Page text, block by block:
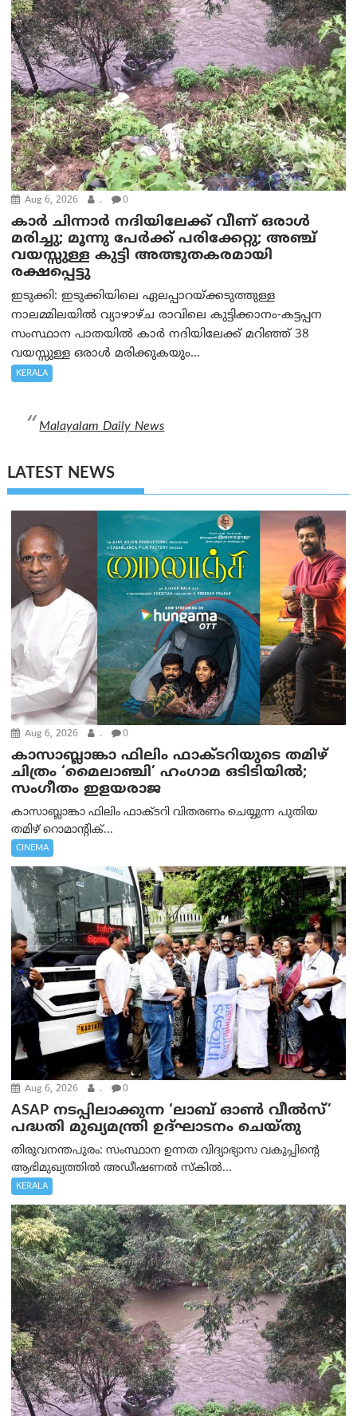
Aug 6, 2026 . 0
കാര്‍ ചിന്നാര്‍ നദിയിലേക്ക് വീണ് ഒരാള്‍
മരിച്ചു; മൂന്നു പേര്‍ക്ക് പരിക്കേറ്റു; അഞ്ച്
വയസ്സുള്ള കുട്ടി അത്ഭുതകരമായി
രക്ഷപ്പെട്ടു
ഇടുക്കി: ഇടുക്കിയിലെ ഏലപ്പാറയ്ക്കടുത്തുള്ള
നാലമ്മിലയിൽ വ്യാഴാഴ്ച രാവിലെ കുട്ടിക്കാനം-കട്ടപ്പന
സംസ്ഥാന പാതയിൽ കാർ നദിയിലേക്ക് മറിഞ്ഞ് 38
വയസ്സുള്ള ഒരാൾ മരിക്കുകയും...
KERALA
Malayalam Daily News
LATEST NEWS
Aug 6, 2026 . 0
കാസാബ്ലാങ്കാ ഫിലിം ഫാക്ടറിയുടെ തമിഴ്
ചിത്രം ‘മൈലാഞ്ചി’ ഹംഗാമ ഒടിടിയിൽ;
സംഗീതം ഇളയരാജ
കാസാബ്ലാങ്കാ ഫിലിം ഫാക്ടറി വിതരണം ചെയ്യുന്ന പുതിയ
തമിഴ് റൊമാന്റിക്...
CINEMA
Aug 6, 2026 . 0
ASAP നടപ്പിലാക്കുന്ന ‘ലാബ് ഓൺ വീൽസ്’
പദ്ധതി മുഖ്യമന്ത്രി ഉദ്ഘാടനം ചെയ്തു
തിരുവനന്തപുരം: സംസ്ഥാന ഉന്നത വിദ്യാഭ്യാസ വകുപ്പിന്റെ
ആഭിമുഖ്യത്തിൽ അഡീഷണൽ സ്കിൽ...
KERALA